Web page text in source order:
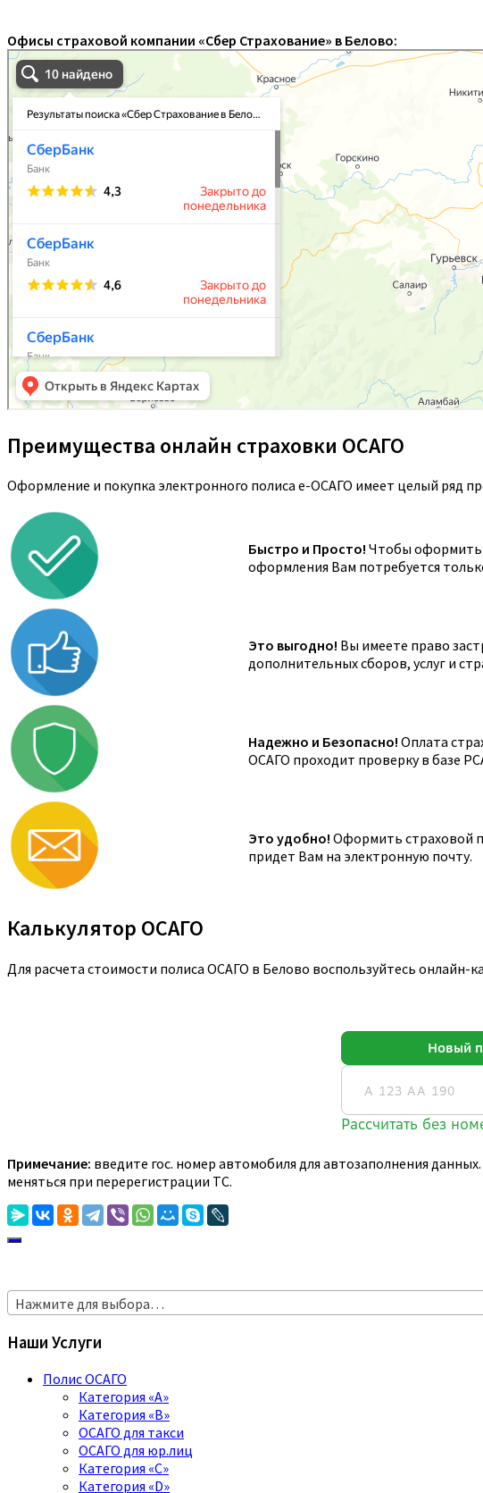
Офисы страховой компании «Сбер Страхование» в Белово:
Преимущества онлайн страховки ОСАГО
Оформление и покупка электронного полиса е-ОСАГО имеет целый ряд
Быстро и Просто! Чтобы оформить
оформления Вам потребуется
Это выгодно! Вы имеете право
дополнительных сборов, услуг и
Надежно и Безопасно! Оплата
ОСАГО проходит проверку в базе
Это удобно! Оформить страховой
придет Вам на электронную почту.
Калькулятор ОСАГО
Для расчета стоимости полиса ОСАГО в Белово воспользуйтесь
Примечание: введите гос. номер автомобиля для автозаполнения
меняться при перерегистрации ТС.
Нажмите для выбора…
Наши Услуги
Полис ОСАГО
Категория «A»
Категория «B»
ОСАГО для такси
ОСАГО для юр.лиц
Категория «C»
Категория «D»